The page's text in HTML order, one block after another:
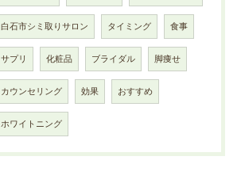
白石市シミ取りサロン タイミング 食事
サプリ 化粧品 ブライダル 脚痩せ
カウンセリング 効果 おすすめ
ホワイトニング